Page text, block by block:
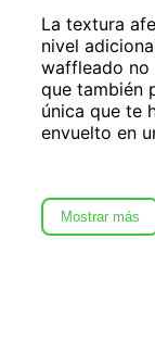
La textura
nivel
waffleado no
que también
única que te
envuelto en
Mostrar más